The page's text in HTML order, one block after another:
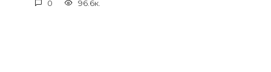
0 96.6к.